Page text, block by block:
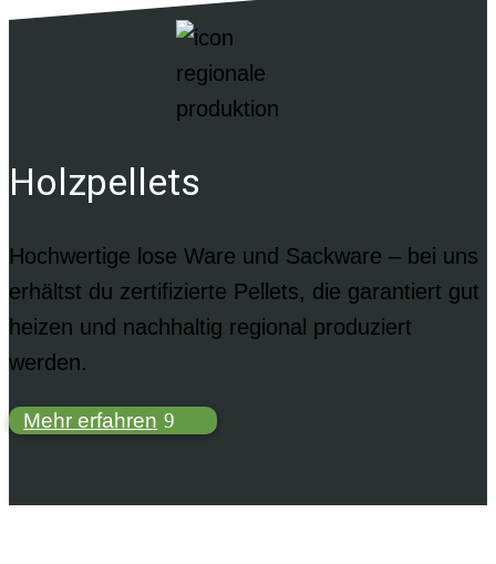
Holzpellets
Hochwertige lose Ware und Sackware – bei uns
erhältst du zertifizierte Pellets, die garantiert gut
heizen und nachhaltig regional produziert
werden.
Mehr erfahren